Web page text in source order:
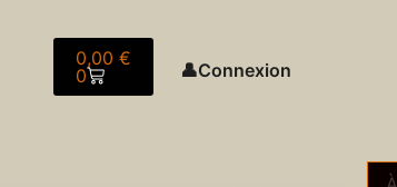
0,00 €
0
Panier
👤Connexion